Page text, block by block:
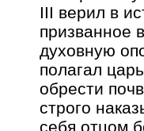
III верил в
призванное
духовную
полагал
обрести
строго
себя отцом